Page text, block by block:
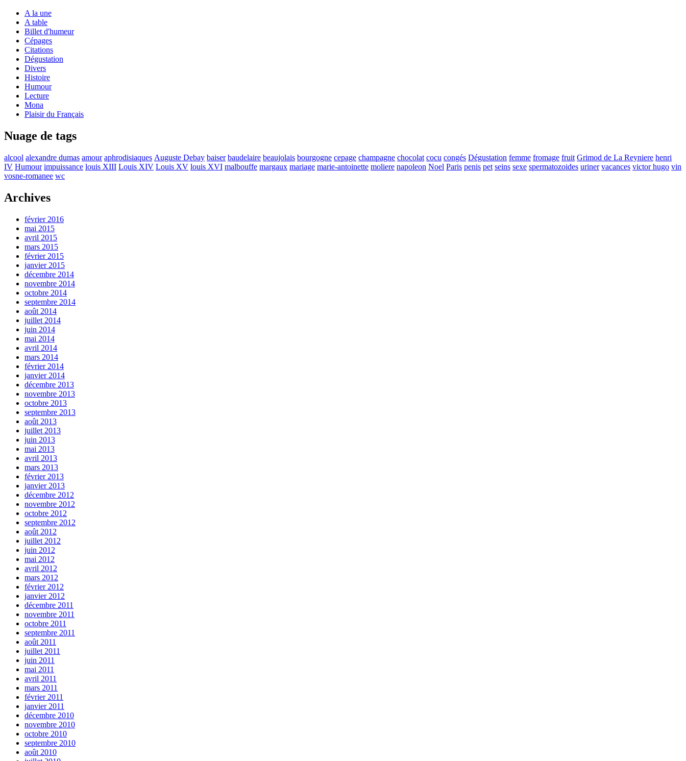
A la une
A table
Billet d'humeur
Cépages
Citations
Dégustation
Divers
Histoire
Humour
Lecture
Mona
Plaisir du Français
Nuage de tags
alcool alexandre dumas amour aphrodisiaques Auguste Debay baiser baudelaire beaujolais bourgogne cepage champagne chocolat cocu congés Dégustation femme fromage fruit Grimod de La Reyniere henri
IV Humour impuissance louis XIII Louis XIV Louis XV louis XVI malbouffe margaux mariage marie-antoinette moliere napoleon Noel Paris penis pet seins sexe spermatozoides uriner vacances victor hugo vin
vosne-romanee wc
Archives
février 2016
mai 2015
avril 2015
mars 2015
février 2015
janvier 2015
décembre 2014
novembre 2014
octobre 2014
septembre 2014
août 2014
juillet 2014
juin 2014
mai 2014
avril 2014
mars 2014
février 2014
janvier 2014
décembre 2013
novembre 2013
octobre 2013
septembre 2013
août 2013
juillet 2013
juin 2013
mai 2013
avril 2013
mars 2013
février 2013
janvier 2013
décembre 2012
novembre 2012
octobre 2012
septembre 2012
août 2012
juillet 2012
juin 2012
mai 2012
avril 2012
mars 2012
février 2012
janvier 2012
décembre 2011
novembre 2011
octobre 2011
septembre 2011
août 2011
juillet 2011
juin 2011
mai 2011
avril 2011
mars 2011
février 2011
janvier 2011
décembre 2010
novembre 2010
octobre 2010
septembre 2010
août 2010